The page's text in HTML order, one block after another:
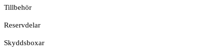
Tillbehör
Reservdelar
Skyddsboxar